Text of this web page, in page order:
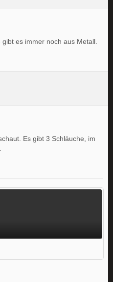
es immer noch aus Metall.
Es gibt 3 Schläuche, im